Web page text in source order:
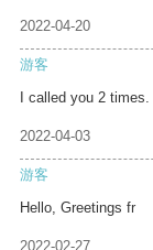
2022-04-20
游客
I called you 2
2022-04-03
游客
Hello, Greetings fr
2022-02-27